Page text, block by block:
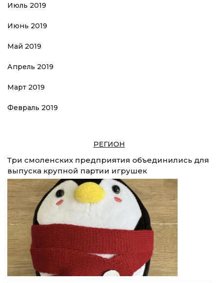
Июль 2019
Июнь 2019
Май 2019
Апрель 2019
Март 2019
Февраль 2019
РЕГИОН
Три смоленских предприятия объединились для
выпуска крупной партии игрушек